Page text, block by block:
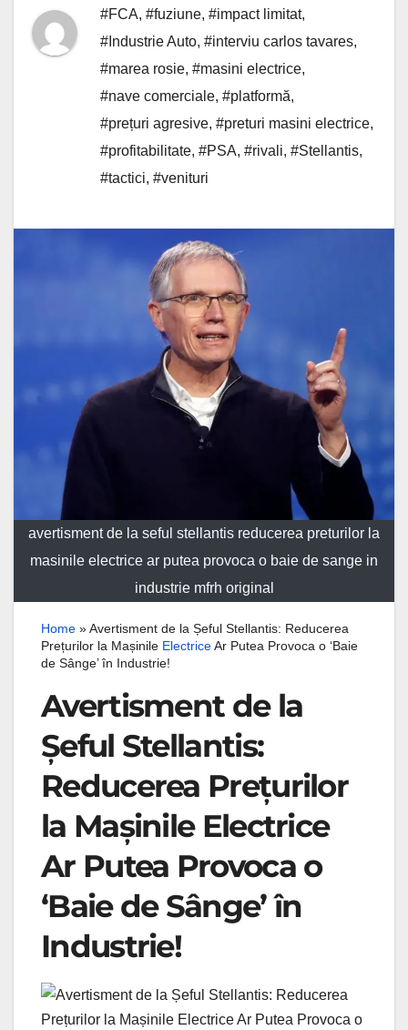
#FCA, #fuziune, #impact limitat,
#Industrie Auto, #interviu carlos tavares,
#marea rosie, #masini electrice,
#nave comerciale, #platformă,
#prețuri agresive, #preturi masini electrice,
#profitabilitate, #PSA, #rivali, #Stellantis,
#tactici, #venituri
avertisment de la seful stellantis reducerea preturilor la
masinile electrice ar putea provoca o baie de sange in
industrie mfrh original
Home »Avertisment de la Șeful Stellantis: Reducerea
Prețurilor la Mașinile ElectriceAr Putea Provoca o ‘Baie
de Sânge’ în Industrie!
Avertisment de la
Șeful Stellantis:
Reducerea Prețurilor
la Mașinile Electrice
Ar Putea Provoca o
‘Baie de Sânge’ în
Industrie!